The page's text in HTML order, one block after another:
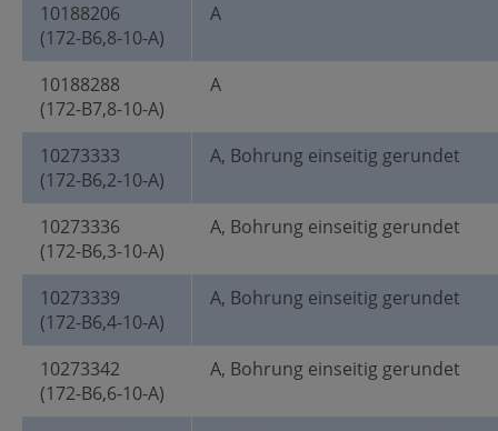
10188206
(172-B6,8-10-A)
A
10188288
(172-B7,8-10-A)
A
10273333
(172-B6,2-10-A)
A, Bohrung einseitig gerundet
10273336
(172-B6,3-10-A)
A, Bohrung einseitig gerundet
10273339
(172-B6,4-10-A)
A, Bohrung einseitig gerundet
10273342
(172-B6,6-10-A)
A, Bohrung einseitig gerundet